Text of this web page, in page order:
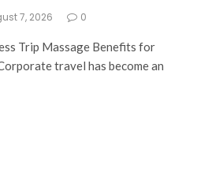
7, 2026 0
Trip Massage Benefits for
travel has become an